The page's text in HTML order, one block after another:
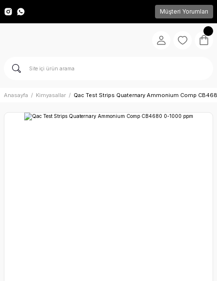
Müşteri Yorumları
Anasayfa Kimyasallar Qac Test Strips Quaternary Ammonium Comp